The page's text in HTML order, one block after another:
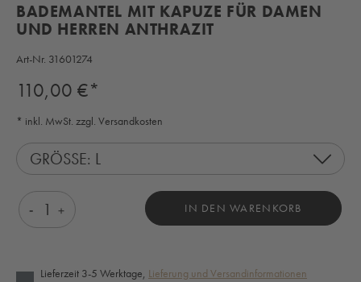
BADEMANTEL MIT KAPUZE FÜR DAMEN
UND HERREN ANTHRAZIT
Art-Nr. 31601274
Regulärer Preis:
110,00 €*
* inkl. MwSt. zzgl. Versandkosten
GRÖSSE: L
Produkt Anzahl: Gib den gewünschten Wert ein
IN DEN WARENKORB
Lieferzeit 3-5 Werktage, Lieferung und Versandinformationen